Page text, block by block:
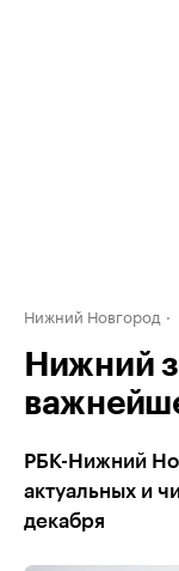
Нижний Новгород
Нижний
РБК-Нижний
актуальных и
декабря